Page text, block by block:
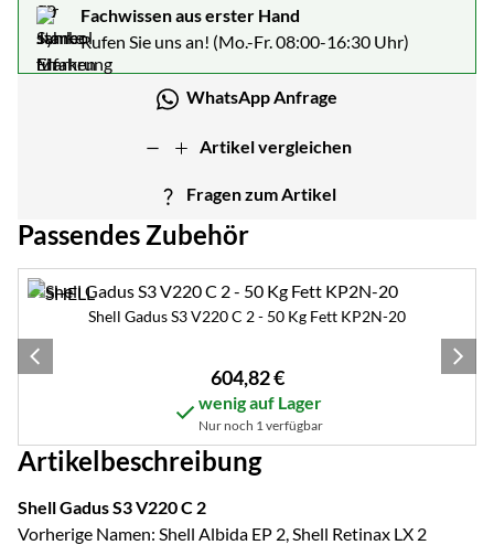
Fachwissen aus erster Hand
Rufen Sie uns an! (Mo.-Fr. 08:00-16:30 Uhr)
WhatsApp Anfrage
Artikel vergleichen
Fragen zum Artikel
Passendes Zubehör
Zubehör überspringen
Shell Gadus S3 V220 C 2 - 50 Kg Fett KP2N-20
604,82€
wenig auf Lager
Nur noch 1 verfügbar
Artikelbeschreibung
Shell Gadus S3 V220 C 2
Vorherige Namen: Shell Albida EP 2, Shell Retinax LX 2